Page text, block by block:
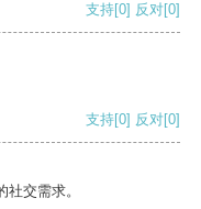
支持[0] 反对[0]
支持[0] 反对[0]
交需求。